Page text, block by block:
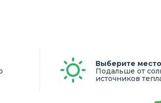
Выберите
Подальше от
источников